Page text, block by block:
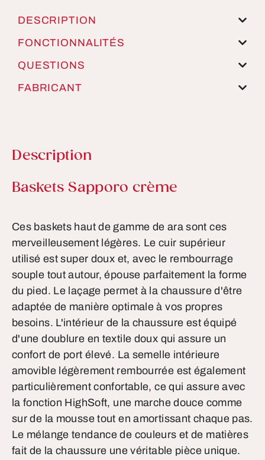
DESCRIPTION
FONCTIONNALITÉS
QUESTIONS
FABRICANT
Description
Informations sur le produit
Baskets Sapporo crème
Ces baskets haut de gamme de ara sont ces
merveilleusement légères. Le cuir supérieur
utilisé est super doux et, avec le rembourrage
souple tout autour, épouse parfaitement la forme
du pied. Le laçage permet à la chaussure d'être
adaptée de manière optimale à vos propres
besoins. L'intérieur de la chaussure est équipé
d'une doublure en textile doux qui assure un
confort de port élevé. La semelle intérieure
amovible légèrement rembourrée est également
particulièrement confortable, ce qui assure avec
la fonction HighSoft, une marche douce comme
sur de la mousse tout en amortissant chaque pas.
Le mélange tendance de couleurs et de matières
fait de la chaussure une véritable pièce unique.